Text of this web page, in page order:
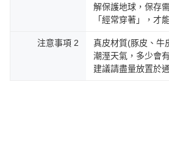
解保護地球，保存
「經常穿著」，才
注意事項 2
真皮材質(豚皮、牛
潮溼天氣，多少會
建議請盡量放置於